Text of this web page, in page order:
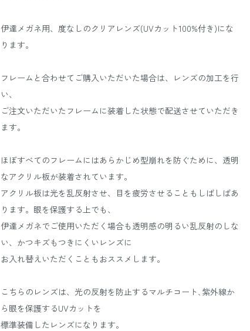
伊達メガネ用、度なしのクリアレンズ(UVカット100%付き)にな
ります。
フレームと合わせてご購入いただいた場合は、レンズの加工を行
い、
ご注文いただいたフレームに装着した状態で配送させていただき
ます。
ほぼすべてのフレームにはあらかじめ型崩れを防ぐために、透明
なアクリル板が装着されています。
アクリル板は光を乱反射させ、目を疲労させることもしばしばあ
ります。眼を保護する上でも、
伊達メガネでご使用いただく場合も透明感の明るい乱反射のしな
い、かつキズもつきにくいレンズに
お入れ替えいただくこともおススメします。
こちらのレンズは、光の反射を防止するマルチコート､紫外線か
ら眼を保護するUVカットを
標準装備したレンズになります。